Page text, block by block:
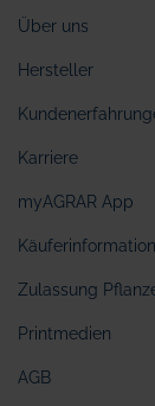
Über uns
Hersteller
Karriere
myAGRAR App
Zulassung
Printmedien
AGB